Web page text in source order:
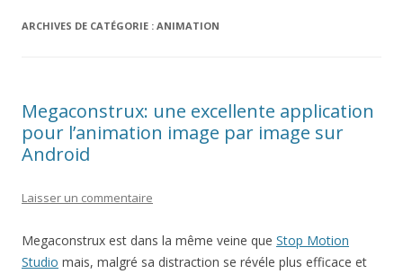
ARCHIVES DE CATÉGORIE : ANIMATION
Megaconstrux: une excellente application
pour l’animation image par image sur
Android
Laisser un commentaire
Megaconstrux est dans la même veine que Stop Motion
Studio mais, malgré sa distraction se révéle plus efficace et